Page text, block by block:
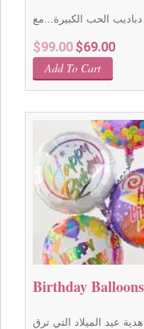
$99.00 Original
price
was:
$69.00Current
Add To Cart